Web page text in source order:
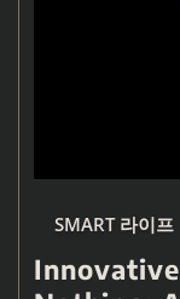
SMART 라이프